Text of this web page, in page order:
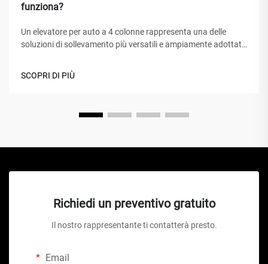
funziona?
Un elevatore per auto a 4 colonne rappresenta una delle
soluzioni di sollevamento più versatili e ampiamente adottate
e nelle officine commerciali in tutto il mondo. A differenza dei
SCOPRI DI PIÙ
Richiedi un preventivo gratuito
Il nostro rappresentante ti contatterà presto.
Email